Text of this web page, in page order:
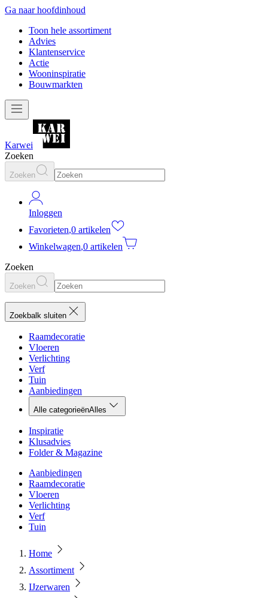
Ga naar hoofdinhoud
Toon hele assortiment
Advies
Klantenservice
Actie
Wooninspiratie
Bouwmarkten
Karwei
Zoeken
Zoeken
Inloggen
Favorieten,0 artikelen
Winkelwagen,0 artikelen
Zoeken
Zoeken
Zoekbalk sluiten
Raamdecoratie
Vloeren
Verlichting
Verf
Tuin
Aanbiedingen
Alle categorieënAlles
Inspiratie
Klusadvies
Folder & Magazine
Aanbiedingen
Raamdecoratie
Vloeren
Verlichting
Verf
Tuin
Home
Assortiment
IJzerwaren